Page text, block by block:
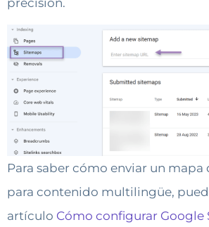
Para saber cómo enviar un mapa
para contenido multilingüe,
artículo Cómo configurar Google